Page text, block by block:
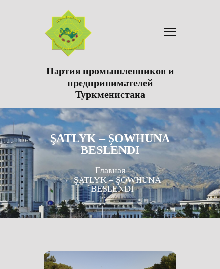
Партия промышленников и
предпринимателей
Туркменистана
ŞATLYK – ŞOWHUNA
BESLENDI
Главная
ŞATLYK – ŞOWHUNA
BESLENDI